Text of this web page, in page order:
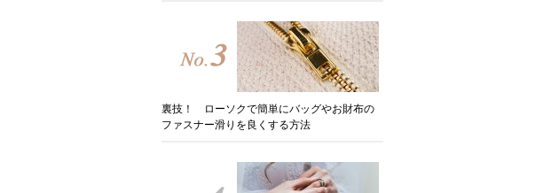
裏技！ ローソクで簡単にバッグやお財布の
ファスナー滑りを良くする方法